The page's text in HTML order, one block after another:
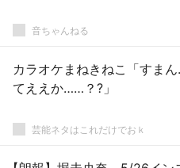
音ちゃんねる
カラオケまねきねこ「すま
てええか……？?」
芸能ネタはこれだけでおｋ